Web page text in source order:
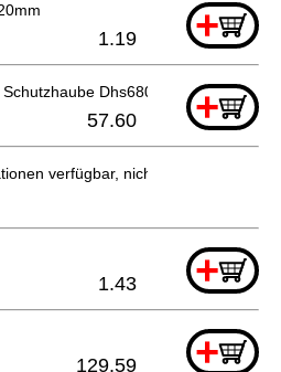
+
1.19
Dhs680 A +
57.60
verfügbar, nicht bestellbar
+
1.43
+
129.59